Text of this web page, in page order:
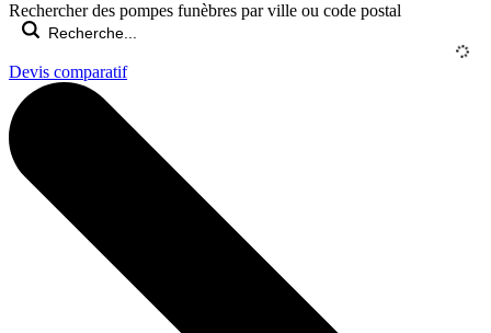
Rechercher des pompes funèbres par ville ou code postal
Devis comparatif